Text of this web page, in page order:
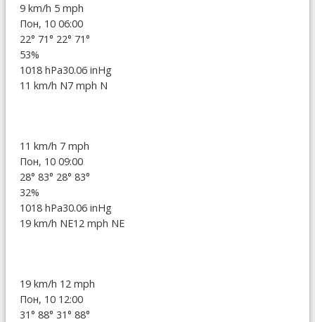
9 km/h 5 mph
Пон, 10 06:00
22° 71° 22° 71°
53%
1018 hPa30.06 inHg
11 km/h N7 mph N
11 km/h 7 mph
Пон, 10 09:00
28° 83° 28° 83°
32%
1018 hPa30.06 inHg
19 km/h NE12 mph NE
19 km/h 12 mph
Пон, 10 12:00
31° 88° 31° 88°